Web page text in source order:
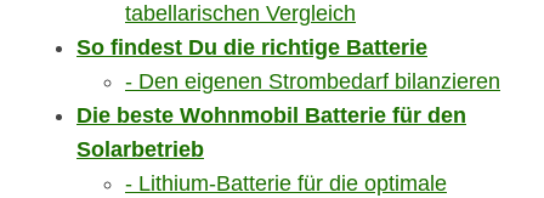
tabellarischen Vergleich
So findest Du die richtige Batterie
Den eigenen Strombedarf bilanzieren
Die beste Wohnmobil Batterie für den
Solarbetrieb
Lithium-Batterie für die optimale